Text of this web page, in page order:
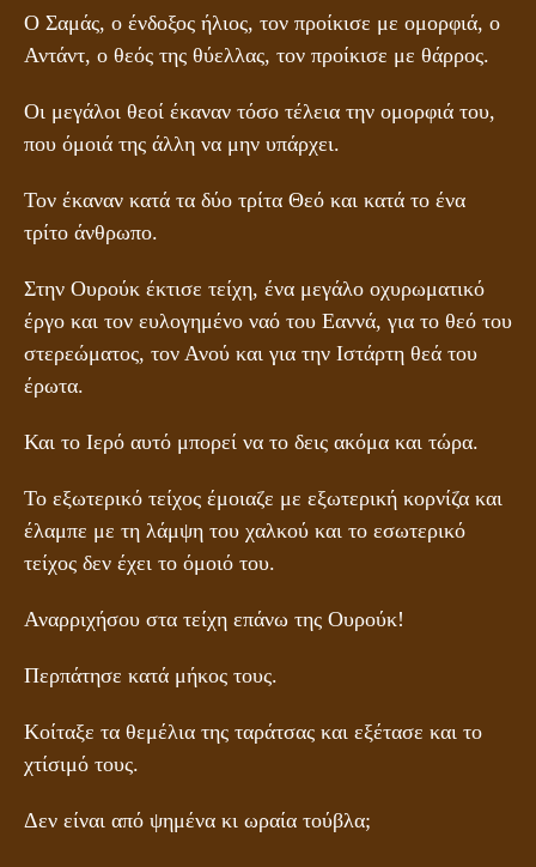
Ο Σαμάς, ο ένδοξος ήλιος, τον προίκισε με ομορφιά, ο
Αντάντ, ο θεός της θύελλας, τον προίκισε με θάρρος.
Οι μεγάλοι θεοί έκαναν τόσο τέλεια την ομορφιά του,
που όμοιά της άλλη να μην υπάρχει.
Τον έκαναν κατά τα δύο τρίτα Θεό και κατά το ένα
τρίτο άνθρωπο.
Στην Ουρούκ έκτισε τείχη, ένα μεγάλο οχυρωματικό
έργο και τον ευλογημένο ναό του Εαννά, για το θεό του
στερεώματος, τον Ανού και για την Ιστάρτη θεά του
έρωτα.
Και το Ιερό αυτό μπορεί να το δεις ακόμα και τώρα.
Το εξωτερικό τείχος έμοιαζε με εξωτερική κορνίζα και
έλαμπε με τη λάμψη του χαλκού και το εσωτερικό
τείχος δεν έχει το όμοιό του.
Αναρριχήσου στα τείχη επάνω της Ουρούκ!
Περπάτησε κατά μήκος τους.
Κοίταξε τα θεμέλια της ταράτσας και εξέτασε και το
χτίσιμό τους.
Δεν είναι από ψημένα κι ωραία τούβλα;